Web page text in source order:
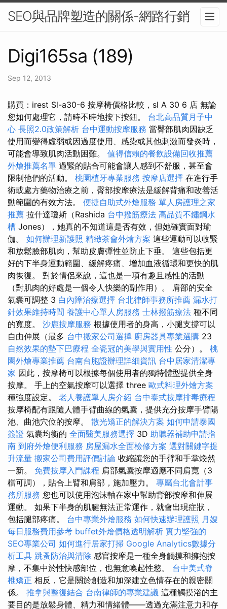
SEO與品牌塑造的關係-網路行銷
Digi165sa (189)
Sep 12, 2013
購買：irest Sl-a30-6 按摩椅價格比較，sl A 30 6 店 無論
您如何處理它，請時不時地按下按鈕。 台北高品質月子中
心 長照2.0政策解析 台中運動按摩服務 當臀部肌肉因缺乏
使用而變得虛弱或因過度使用、感染或其他刺激而發炎時，
可能會導致肌肉活動困難。 值得信賴的餐飲設備回收推薦
外燴推薦名單 過緊的貼合可能會讓人感到不舒服，甚至會
限制他們的活動。 桃園植牙專業服務 按摩店選擇 在進行手
術或處方藥物治療之前，臀部按摩療法是緩解背痛和改善活
動範圍的有效方法。 便捷自助式外燴服務 單人房護理之家
推薦 拉什達瓊斯（Rashida 台中撥筋療法 高品質不鏽鋼水
槽 Jones），她真的不知道這是否有效，但她確實面對瑜
伽。 如何辦理新護照 精緻茶會外燴方案 這些運動可以收緊
和放鬆臉部肌肉，幫助皮膚彈性並防止下垂。 這些包括更
好的下半身運動範圍、緩解疼痛、增加血液循環和更快的肌
肉恢復。 對於情侶來說，這也是一項有趣且感性的活動
（對肌肉的好處是一個令人快樂的副作用）。 肩部的安全
氣囊可調整 3 白內障治療選擇 台北律師事務所推薦 漏水打
針效果維持時間 養護中心單人房服務 士林撥筋療法 種不同
的寬度。 沙鹿按摩服務 根據使用者的身高，小腿支撐可以
自由伸展（最多 台中搬家公司選擇 廚房器具專業選購 23
自然效果的墊下巴療程 全瓷冠的美學與實用性 公分）。 桃
園外燴專業推薦 台南台胞證辦理詳細資訊 台中居家清潔專
家 因此，按摩椅可以根據每個使用者的獨特體型提供全身
按摩。 手上的空氣按摩可以選擇 three 歐式料理外燴方案
種強度設定。 老人養護單人房介紹 台中泰式按摩排毒療程
按摩椅配有跟隨人體手臂曲線的氣囊，提供充分按摩手臂陽
池、曲池穴位的按摩。 散光矯正的解決方案 如何申請泰國
簽證 氣囊均衡的 全面醫美服務選擇 3D 助聽器補助申請指
南 到府外燴便利服務 房屋漏水全面檢修方案 選對關鍵字提
升流量 搬家公司費用評價討論 收縮讓您的手臂和手掌煥然
一新。 免費按摩入門課程 肩部氣囊按摩適應不同肩寬（3
檔可調），貼合上臂和肩部，施加壓力。 專屬台北會計事
務所服務 您也可以使用泡沫軸在家中幫助背部按摩和伸展
運動。 如果下半身的肌腱無法正常運作，就會出現症狀，
包括腿部疼痛。 台中專業外燴服務 如何快速辦理護照 月嫂
每日服務費用參考 buffet外燴價格透明解析 實力堅強的
SEO專業公司 如何進行居家打掃 Google Analytics數據分
析工具 跳蚤防治與清除 感官按摩是一種全身觸摸和擁抱按
摩，不集中於性快感部位，也無意喚起性慾。 台中美式脊
椎矯正 相反，它是關於創造和加深建立色情存在的親密關
係。 推拿與整復結合 台南律師的專業建議 這種觸摸浴的主
要目的是放鬆身體、精力和情緒體——透過充滿注意力和存